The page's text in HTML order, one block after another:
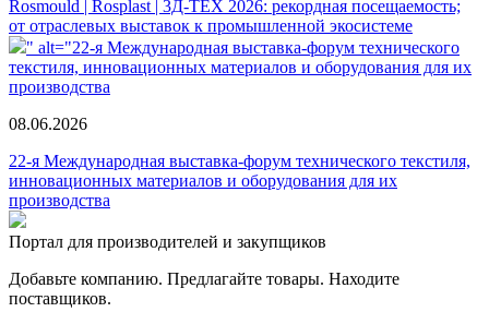
Rosmould | Rosplast | 3Д-ТЕХ 2026: рекордная посещаемость;
от отраслевых выставок к промышленной экосистеме
" alt="22-я Международная выставка-форум технического
текстиля, инновационных материалов и оборудования для их
производства
08.06.2026
22-я Международная выставка-форум технического текстиля,
инновационных материалов и оборудования для их
производства
Портал для производителей и закупщиков
Добавьте компанию. Предлагайте товары. Находите
поставщиков.